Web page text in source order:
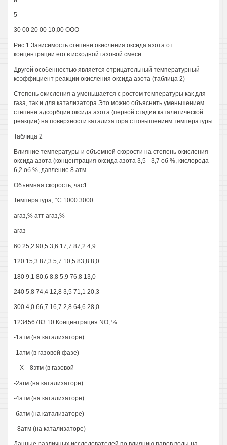
5
30 00 20 00 10,00 ООО
Рис 1 Зависимость степени окисления оксида азота от
концентрации его в исходной газовой смеси
Другой особенностью является отрицательный температурный
коэффициент реакции окисления оксида азота (таблица 2)
Степень окисления а уменьшается с ростом температуры как для
газа, так и для катализатора Это можно объяснить уменьшением
степени адсорбции оксида азота (первой стадии каталитической
реакции) на поверхности катализатора с повышением температуры
Таблица 2
Влияние температуры и объемной скорости на степень окисления
оксида азота (концентрация оксида азота 3,5 - 3,7 об %, кислорода -
6,2 об %, давление 8 атм
Объемная скорость, час1
Температура, °С 1000 3000
агаз,% атт агаз,%
агаз
60 25,2 90,5 3,6 17,7 87,2 4,9
120 15,3 87,3 5,7 10,5 83,8 8,0
180 9,1 80,6 8,8 5,9 76,8 13,0
240 5,8 74,4 12,8 3,5 71,1 20,3
300 4,0 66,7 16,7 2,8 64,6 28,0
123456783 10 Концентрация NO, %
-1атм (на катализаторе)
-1атм (в газовой фазе)
—X—8этм (в газовой
-2агм (на катализаторе)
-4атм (на катализаторе)
-батм (на катализаторе)
- 8атм (на катализаторе)